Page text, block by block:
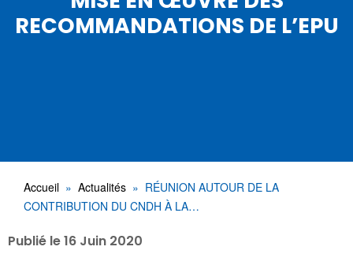
RECOMMANDATIONS DE L’EPU
Accueil Actualités
RÉUNION AUTOUR DE LA
CONTRIBUTION DU CNDH À LA…
Publié le16 Juin 2020